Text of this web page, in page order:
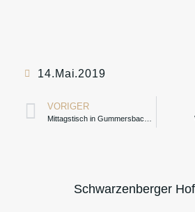
14.Mai.2019
VORIGER
Schwarzenberger